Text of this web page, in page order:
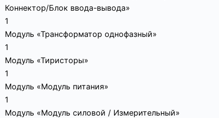
Коннектор/Блок ввода-вывода»
1
Модуль «Трансформатор однофазный»
1
Модуль «Тиристоры»
1
Модуль «Модуль питания»
1
Модуль «Модуль силовой / Измерительный»